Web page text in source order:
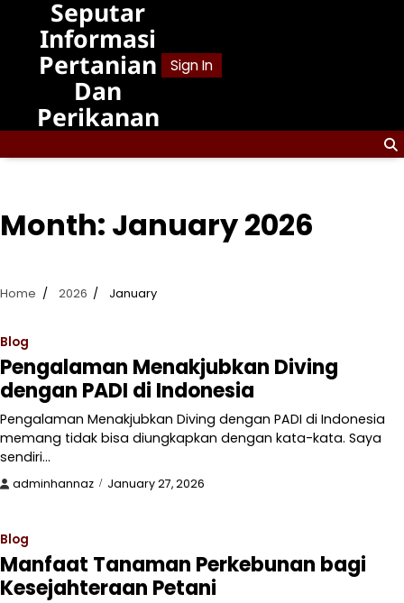
content
Seputar
Informasi
Pertanian
Dan
Perikanan
Sign In
Month: January 2026
Home 2026 January
Blog
Pengalaman Menakjubkan Diving
dengan PADI di Indonesia
Pengalaman Menakjubkan Diving dengan PADI di Indonesia
memang tidak bisa diungkapkan dengan kata-kata. Saya
sendiri…
adminhannaz January 27, 2026
Blog
Manfaat Tanaman Perkebunan bagi
Kesejahteraan Petani